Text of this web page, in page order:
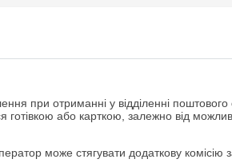
при отриманні у відділенні
готівкою або карткою, залежно від
може стягувати додаткову комісію